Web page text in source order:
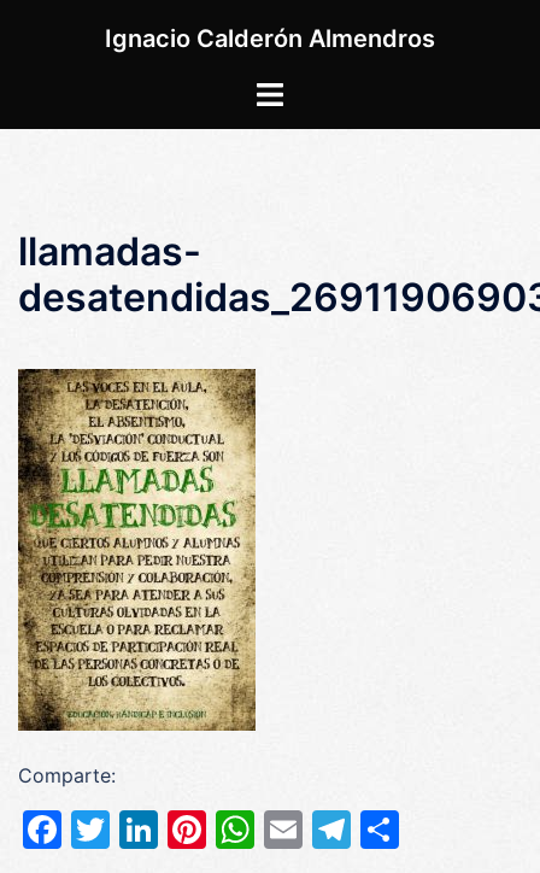
Ignacio Calderón Almendros
Alternar
llamadas-
Comparte:
Facebook
Twitter
LinkedIn
Pinterest
WhatsApp
EmailTelegram